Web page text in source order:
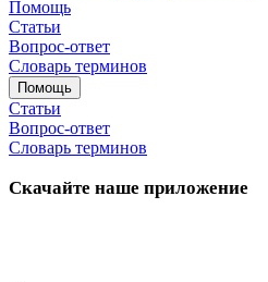
Помощь
Статьи
Вопрос-ответ
Словарь терминов
Помощь
Статьи
Вопрос-ответ
Словарь терминов
Скачайте наше приложение